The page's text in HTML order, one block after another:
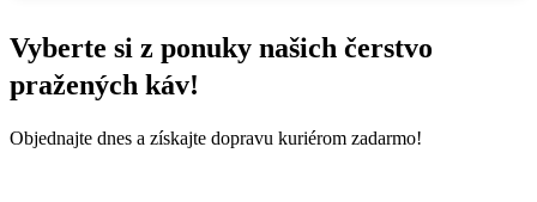
Vyberte si z ponuky našich čerstvo
pražených káv!
Objednajte dnes a získajte dopravu kuriérom zadarmo!